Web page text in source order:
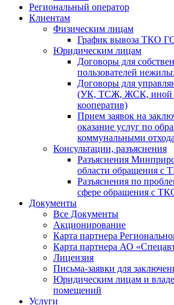
Региональный оператор
Клиентам
Физическим лицам
График вывоза ТКО
Юридическим лицам
Договоры для
пользователей
Договоры для
(УК, ТСЖ, ЖСК, иной
кооператив)
Прием заявок на
оказание услуг по
коммунальными
Консультации, разъяснения
Разъяснения
области обращения с
Разъяснения по
сфере обращения с
Документы
Все Документы
Акционирование
Карта партнера
Карта партнера АО
Лицензия
Письма-заявки для
Юридическим лицам и
помещений
Услуги